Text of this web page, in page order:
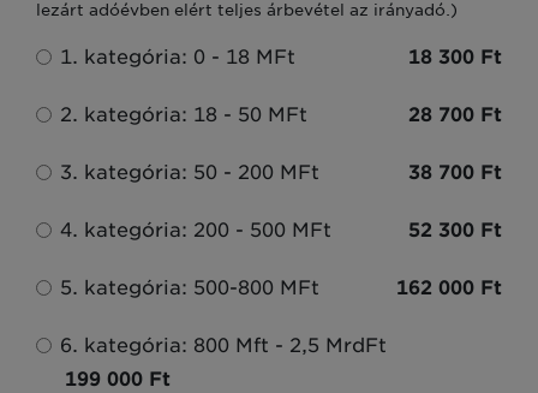
lezárt adóévben elért teljes árbevétel az irányadó.)
1. kategória: 0 - 18 MFt 18 300 Ft
2. kategória: 18 - 50 MFt 28 700 Ft
3. kategória: 50 - 200 MFt 38 700 Ft
4. kategória: 200 - 500 MFt 52 300 Ft
5. kategória: 500-800 MFt 162 000 Ft
6. kategória: 800 Mft - 2,5 MrdFt
199 000 Ft